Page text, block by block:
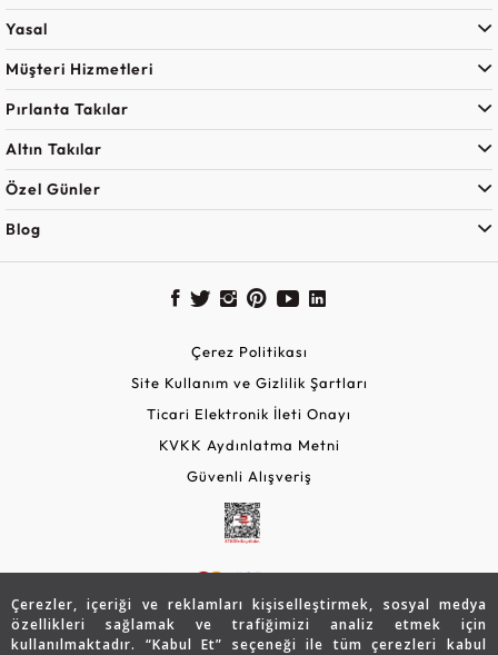
Çerezler, içeriği ve reklamları kişiselleştirmek, sosyal medya
özellikleri sağlamak ve trafiğimizi analiz etmek için
kullanılmaktadır. “Kabul Et” seçeneği ile tüm çerezleri kabul
Yasal
Müşteri Hizmetleri
Pırlanta Takılar
Altın Takılar
Özel Günler
Blog
Çerez Politikası
Site Kullanım ve Gizlilik Şartları
Ticari Elektronik İleti Onayı
KVKK Aydınlatma Metni
Güvenli Alışveriş